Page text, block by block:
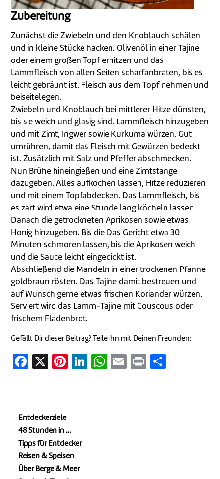
Zubereitung
Zunächst die Zwiebeln und den Knoblauch schälen
und in kleine Stücke hacken. Olivenöl in einer Tajine
oder einem großen Topf erhitzen und das
Lammfleisch von allen Seiten scharfanbraten, bis es
leicht gebräunt ist. Fleisch aus dem Topf nehmen und
beiseitelegen.
Zwiebeln und Knoblauch bei mittlerer Hitze dünsten,
bis sie weich und glasig sind. Lammfleisch hinzugeben
und mit Zimt, Ingwer sowie Kurkuma würzen. Gut
umrühren, damit das Fleisch mit Gewürzen bedeckt
ist. Zusätzlich mit Salz und Pfeffer abschmecken.
Nun Brühe hineingießen und eine Zimtstange
dazugeben. Alles aufkochen lassen, Hitze reduzieren
und mit einem Topfabdecken. Das Lammfleisch, bis
es zart wird etwa eine Stunde lang köcheln lassen.
Danach die getrockneten Aprikosen sowie etwas
Honig hinzugeben. Bis die Das Gericht etwa 30
Minuten schmoren lassen, bis die Aprikosen weich
und die Sauce leicht eingedickt ist.
Abschließend die Mandeln in einer trockenen Pfanne
goldbraun rösten. Das Tajine damit bestreuen und
auf Wunsch gerne etwas frischen Koriander würzen.
Serviert wird das Lamm-Tajine mit Couscous oder
frischem Fladenbrot.
Gefällt Dir dieser Beitrag? Teile ihn mit Deinen Freunden:
Facebook
X Pinterest
LinkedIn
WhatsApp
EmailPrint
Entdeckerziele
48 Stunden in …
Tipps für Entdecker
Reisen & Speisen
Über Berge & Meer